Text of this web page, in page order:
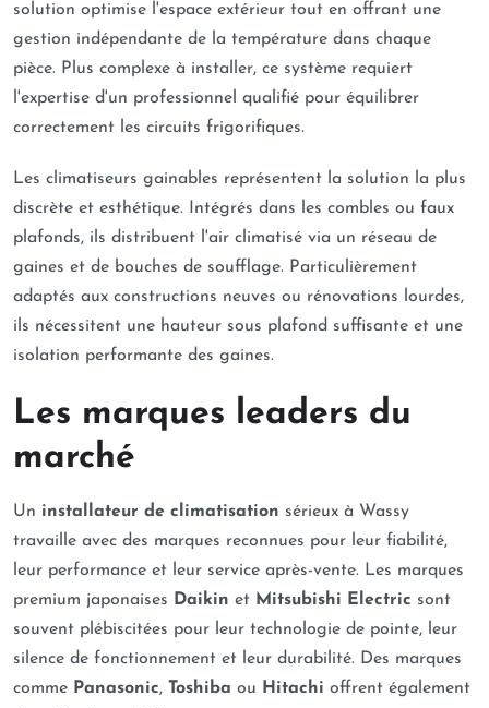
solution optimise l'espace extérieur tout en offrant une
gestion indépendante de la température dans chaque
pièce. Plus complexe à installer, ce système requiert
l'expertise d'un professionnel qualifié pour équilibrer
correctement les circuits frigorifiques.
Les climatiseurs gainables représentent la solution la plus
discrète et esthétique. Intégrés dans les combles ou faux
plafonds, ils distribuent l'air climatisé via un réseau de
gaines et de bouches de soufflage. Particulièrement
adaptés aux constructions neuves ou rénovations lourdes,
ils nécessitent une hauteur sous plafond suffisante et une
isolation performante des gaines.
Les marques leaders du
marché
Un installateur de climatisation sérieux à Wassy
travaille avec des marques reconnues pour leur fiabilité,
leur performance et leur service après-vente. Les marques
premium japonaises Daikin et Mitsubishi Electric sont
souvent plébiscitées pour leur technologie de pointe, leur
silence de fonctionnement et leur durabilité. Des marques
comme Panasonic, Toshiba ou Hitachi offrent également